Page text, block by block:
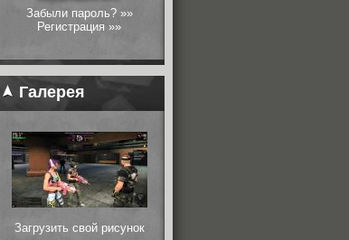
Забыли пароль? »»
Регистрация »»
Галерея
Загрузить свой рисунок